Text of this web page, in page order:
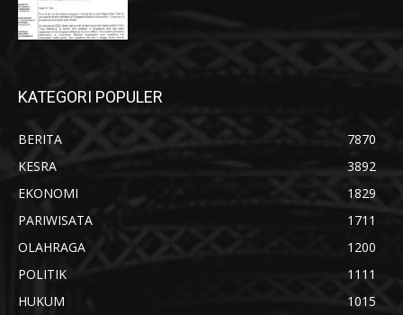
KATEGORI POPULER
BERITA
7870
KESRA
3892
EKONOMI
1829
PARIWISATA
1711
OLAHRAGA
1200
POLITIK
1111
HUKUM
1015